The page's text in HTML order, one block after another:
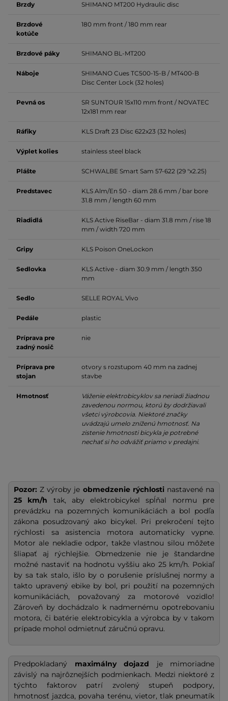
Brzdy SHIMANO MT200 Hydraulic disc
Brzdové
kotúče
180 mm front / 180 mm rear
Brzdové páky SHIMANO BL-MT200
Náboje
SHIMANO Cues TC500-15-B / MT400-B
Disc Center Lock (32 holes)
Pevná os
SR SUNTOUR 15x110 mm front / NOVATEC
12x181 mm rear
Ráfiky KLS Draft 23 Disc 622x23 (32 holes)
Výplet kolies stainless steel black
Plášte SCHWALBE Smart Sam 57-622 (29 "x2.25)
Predstavec KLS Alm/En 50 - diam 28.6 mm / bar bore
31.8 mm / length 60 mm
Riadidlá KLS Active RiseBar - diam 31.8 mm / rise 18
mm / width 720 mm
Gripy KLS Poison OneLockon
Sedlovka KLS Active - diam 30.9 mm / length 350
mm
Sedlo SELLE ROYAL Vivo
Pedále plastic
Príprava pre
zadný nosič
nie
Príprava pre
stojan
otvory s rozstupom 40 mm na zadnej
stavbe
Hmotnosť
Váženie elektrobicyklov sa neriadi žiadnou
zavedenou normou, ktorú by dodržiavali
všetci výrobcovia. Niektoré značky
uvádzajú umelo zníženú hmotnosť. Na
zistenie hmotnosti bicykla je potrebné
nechať si ho odvážiť priamo v predajni.
Pozor: Z výroby je obmedzenie rýchlostinastavené na
25 km/h tak, aby elektrobicykel spĺňal normu pre
prevádzku na pozemných komunikáciách a bol podľa
zákona posudzovaný ako bicykel. Pri prekročení tejto
rýchlosti sa asistencia motora automaticky vypne.
Motor ale nekladie odpor, takže vlastnou silou môžete
šliapať aj rýchlejšie. Obmedzenie nie je štandardne
možné nastaviť na hodnotu vyššiu ako 25 km/h. Pokiaľ
by sa tak stalo, išlo by o porušenie príslušnej normy a
takto upravený ebike by bol, pri použití na pozemných
komunikáciách, považovaný za motorové vozidlo!
Zároveň by dochádzalo k nadmernému opotrebovaniu
motora, či batérie elektrobicykla a výrobca by v takom
prípade mohol odmietnuť záručnú opravu.
Predpokladaný maximálny dojazd je mimoriadne
závislý na najrôznejších podmienkach. Medzi niektoré z
týchto faktorov patrí zvolený stupeň podpory,
hmotnosť jazdca, povaha terénu, vietor, tlak pneumatík